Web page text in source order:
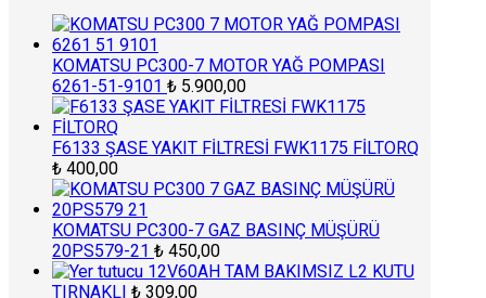
KOMATSU PC300-7 MOTOR YAĞ POMPASI
6261-51-9101 ₺ 5.900,00
F6133 ŞASE YAKIT FİLTRESİ FWK1175 FİLTORQ
₺ 400,00
KOMATSU PC300-7 GAZ BASINÇ MÜŞÜRÜ
20PS579-21 ₺ 450,00
12V60AH TAM BAKIMSIZ L2 KUTU
TIRNAKLI ₺ 309,00